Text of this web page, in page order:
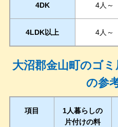
4DK 4人～
4LDK以上 4人～
大沼郡金山町のゴ
の参
項目
1人暮らしの
片付けの料